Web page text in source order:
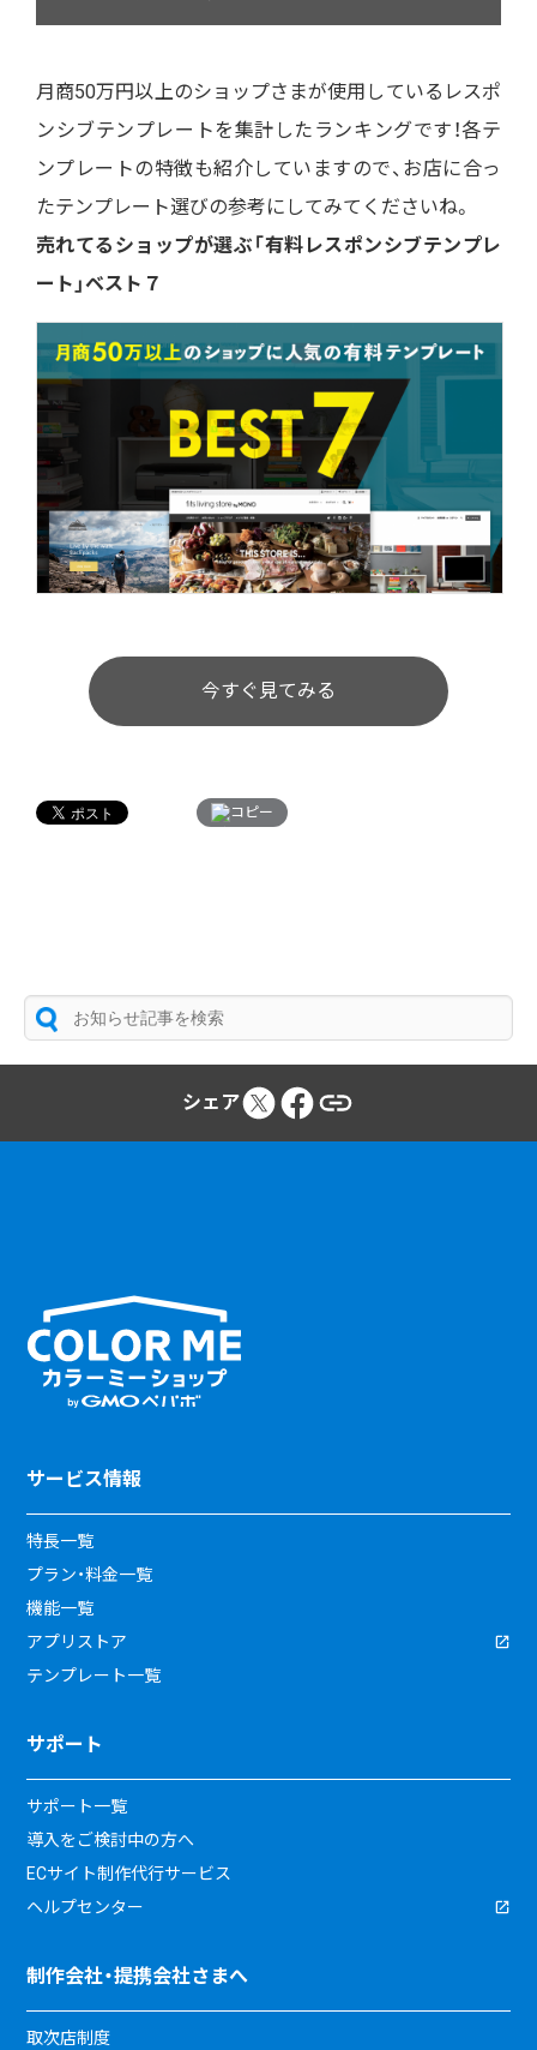
月商50万円以上のショップさまが使用しているレスポ
ンシブテンプレートを集計したランキングです！各テ
ンプレートの特徴も紹介していますので、お店に合っ
たテンプレート選びの参考にしてみてくださいね。
売れてるショップが選ぶ「有料レスポンシブテンプレ
ート」ベスト７
今すぐ見てみる
コピー
シェア
サービス情報
特長一覧
プラン・料金一覧
機能一覧
アプリストア
テンプレート一覧
サポート
サポート一覧
導入をご検討中の方へ
ECサイト制作代行サービス
ヘルプセンター
制作会社・提携会社さまへ
取次店制度